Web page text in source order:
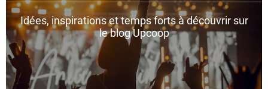
Idées, inspirations et temps forts à découvrir sur
le blog Upcoop